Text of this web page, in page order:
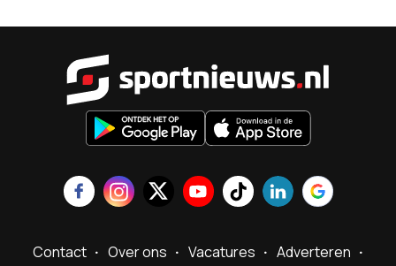
Contact Over ons Vacatures Adverteren